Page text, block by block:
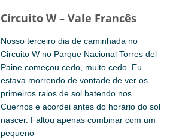
Circuito W – Vale Francês
Nosso terceiro dia de caminhada no
Circuito W no Parque Nacional Torres del
Paine começou cedo, muito cedo. Eu
estava morrendo de vontade de ver os
primeiros raios de sol batendo nos
Cuernos e acordei antes do horário do sol
nascer. Faltou apenas combinar com um
pequeno